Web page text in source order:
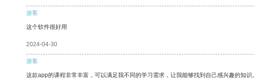
游客
这个软件很好用
2024-04-30
游客
这款app的课程非常丰富，可以满足我不同的学习需求，让我能够找到自己感兴趣的知识。